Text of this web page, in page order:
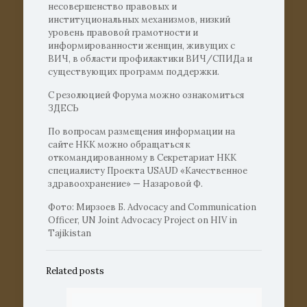
несовершенство правовых и
институциональных механизмов, низкий
уровень правовой грамотности и
информированности женщин, живущих с
ВИЧ, в области профилактики ВИЧ/СПИДа и
существующих программ поддержки.
С резолюцией Форума можно ознакомиться
ЗДЕСЬ
По вопросам размещения информации на
сайте НКК можно обращаться к
откомандированному в Секретариат НКК
специалисту Проекта USAUD «Качественное
здравоохранение» — Назаровой Ф.
Фото: Мирзоев Б. Advocacy and Communication
Officer, UN Joint Advocacy Project on HIV in
Tajikistan
Related posts